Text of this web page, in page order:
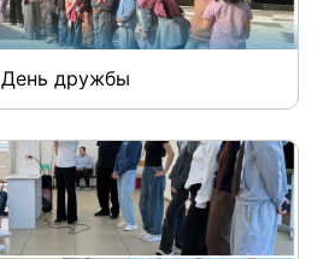
День дружбы